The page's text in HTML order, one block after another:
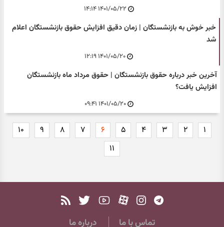
۱۴۰۱/۰۵/۲۲ ۱۴:۱۴
خبر خوش به بازنشستگان | زمان دقیق افزایش حقوق بازنشستگان اعلام
شد
۱۴۰۱/۰۵/۲۰ ۱۲:۱۹
آخرین خبر درباره حقوق بازنشستگان | حقوق مرداد ماه بازنشستگان
افزایش یافت؟
۱۴۰۱/۰۵/۲۰ ۰۹:۴۱
۱ ۲ ۳ ۴ ۵ ۶ ۷ ۸ ۹
۱۰
۱۱
تماس با ما درباره ما